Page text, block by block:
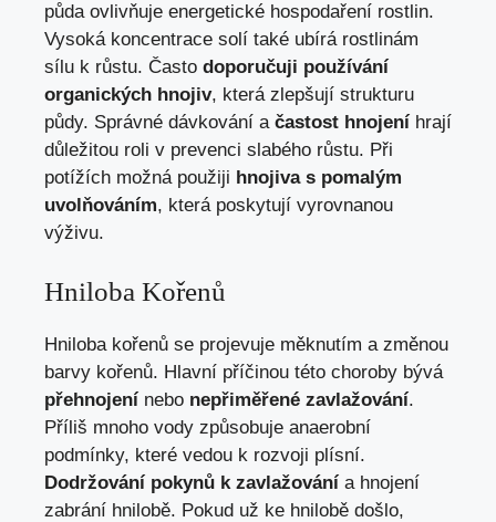
půda ovlivňuje energetické hospodaření rostlin.
Vysoká koncentrace solí také ubírá rostlinám
sílu k růstu. Často doporučuji používání
organických hnojiv, která zlepšují strukturu
půdy. Správné dávkování a častost hnojení hrají
důležitou roli v prevenci slabého růstu. Při
potížích možná použiji hnojiva s pomalým
uvolňováním, která poskytují vyrovnanou
výživu.
Hniloba Kořenů
Hniloba kořenů se projevuje měknutím a změnou
barvy kořenů. Hlavní příčinou této choroby bývá
přehnojení nebo nepřiměřené zavlažování.
Příliš mnoho vody způsobuje anaerobní
podmínky, které vedou k rozvoji plísní.
Dodržování pokynů k zavlažování a hnojení
zabrání hnilobě. Pokud už ke hnilobě došlo,